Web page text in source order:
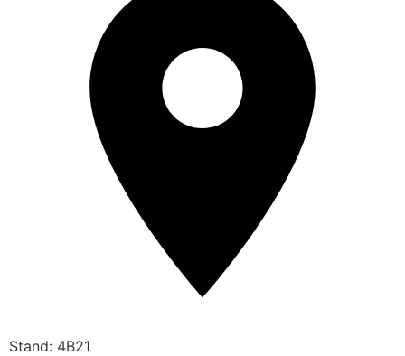
Stand: 4B21